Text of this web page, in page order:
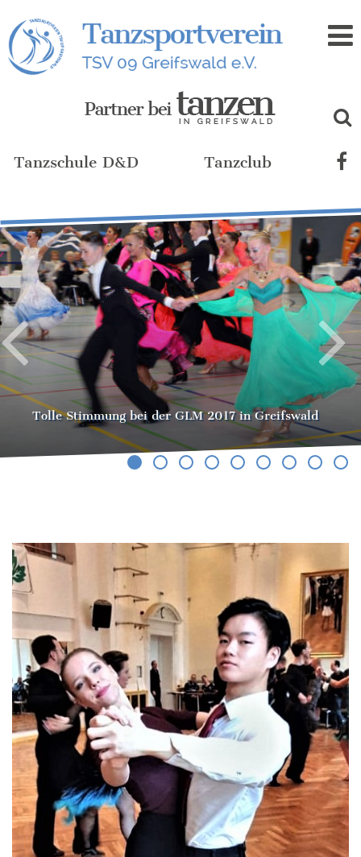
Zum
Inhalt
Tanzschule D&D Tanzclub
Tolle Stimmung bei der GLM 2017 in Greifswald